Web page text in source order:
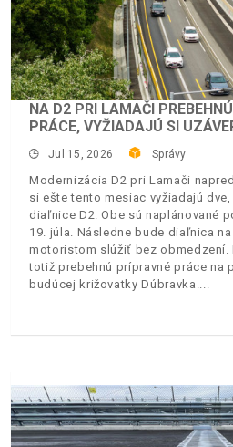
NA D2 PRI LAMAČI
PRÁCE, VYŽIADAJÚ SI
Jul 15, 2026 Správy
Modernizácia D2 pri Lamači
si ešte tento mesiac vyžiadajú
diaľnice D2. Obe sú naplánované
19. júla. Následne bude diaľnica
motoristom slúžiť bez
totiž prebehnú prípravné práce na
budúcej križovatky Dúbravka.